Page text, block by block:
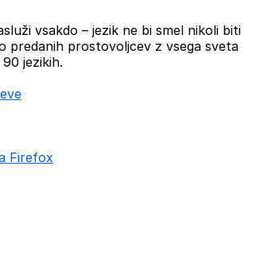
vsakdo – jezik ne bi smel nikoli biti
predanih prostovoljcev z vsega sveta
jezikih.
Firefox